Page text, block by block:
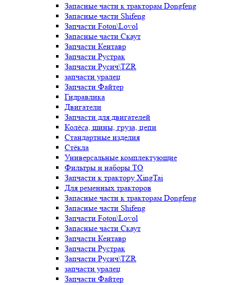
Запасные части к тракторам Dongfeng
Запасные части Shifeng
Запчасти Foton\Lovol
Запасные части Скаут
Запчасти Кентавр
Запчасти Рустрак
Запчасти Русич\TZR
запчасти уралец
Запчасти Файтер
Гидравлика
Двигатели
Запчасти для двигателей
Колёса, шины, груза, цепи
Стандартные изделия
Стёкла
Универсальные комплектующие
Фильтры и наборы ТО
Запчасти к трактору XingTai
Для ременных тракторов
Запасные части к тракторам Dongfeng
Запасные части Shifeng
Запчасти Foton\Lovol
Запасные части Скаут
Запчасти Кентавр
Запчасти Рустрак
Запчасти Русич\TZR
запчасти уралец
Запчасти Файтер